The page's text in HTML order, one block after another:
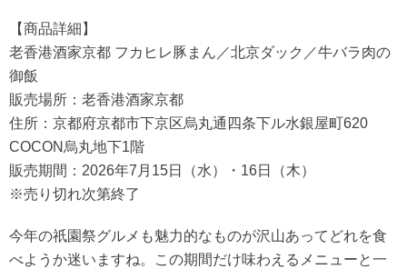
【商品詳細】
老香港酒家京都 フカヒレ豚まん／北京ダック／牛バラ肉の
御飯
販売場所：老香港酒家京都
住所：京都府京都市下京区烏丸通四条下ル水銀屋町620
COCON烏丸地下1階
販売期間：2026年7月15日（水）・16日（木）
※売り切れ次第終了
今年の祇園祭グルメも魅力的なものが沢山あってどれを食
べようか迷いますね。この期間だけ味わえるメニューと一